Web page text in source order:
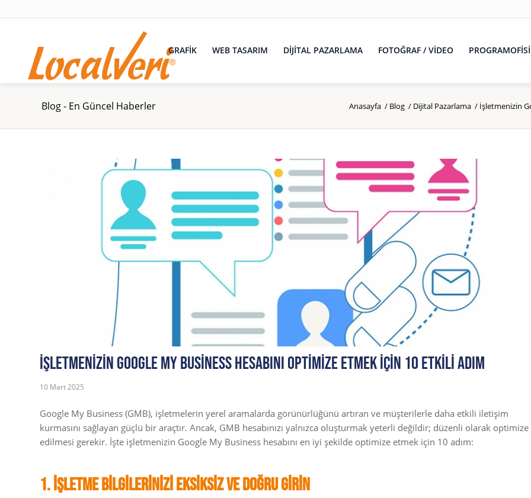
GRAFİK WEB TASARIM DİJİTAL PAZARLAMA FOTOĞRAF / VİDEO PROGRAMOFİSİ
Blog - En Güncel Haberler Anasayfa / Blog / Dijital Pazarlama / İşletmenizin
İşletmenizin Google My Business Hesabını Optimize Etmek İçin 10 Etkili Adım
10 Mart 2025
Google My Business (GMB), işletmelerin yerel aramalarda görünürlüğünü artıran ve müşterilerle daha etkili iletişim
kurmasını sağlayan güçlü bir araçtır. Ancak, GMB hesabınızı yalnızca oluşturmak yeterli değildir; düzenli olarak optimize
edilmesi gerekir. İşte işletmenizin Google My Business hesabını en iyi şekilde optimize etmek için 10 adım:
1. İşletme Bilgilerinizi Eksiksiz ve Doğru Girin